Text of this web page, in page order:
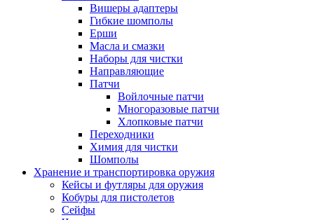
Вишеры адаптеры
Гибкие шомполы
Ерши
Масла и смазки
Наборы для чистки
Направляющие
Патчи
Войлочные патчи
Многоразовые патчи
Хлопковые патчи
Переходники
Химия для чистки
Шомполы
Хранение и транспортировка оружия
Кейсы и футляры для оружия
Кобуры для пистолетов
Сейфы